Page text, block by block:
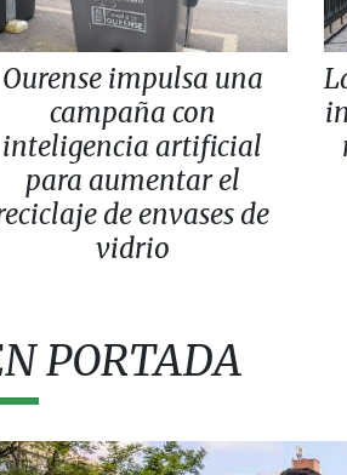
Ourense impulsa una
campaña con
inteligencia artificial
para aumentar el
de envases de
vidrio
PORTADA